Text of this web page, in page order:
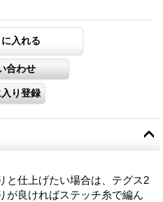
と仕上げたい場合は、テグス2
が良ければステッチ糸で編ん